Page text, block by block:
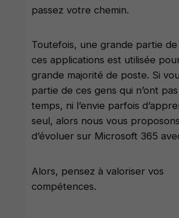
passez votre chemin.
Toutefois, une grande partie
ces applications est utilisée
grande majorité de poste. Si
partie de ces gens qui n’ont
temps, ni l’envie parfois
seul, alors nous vous proposons
d’évoluer sur Microsoft 365
Alors, pensez à valoriser vos
compétences.